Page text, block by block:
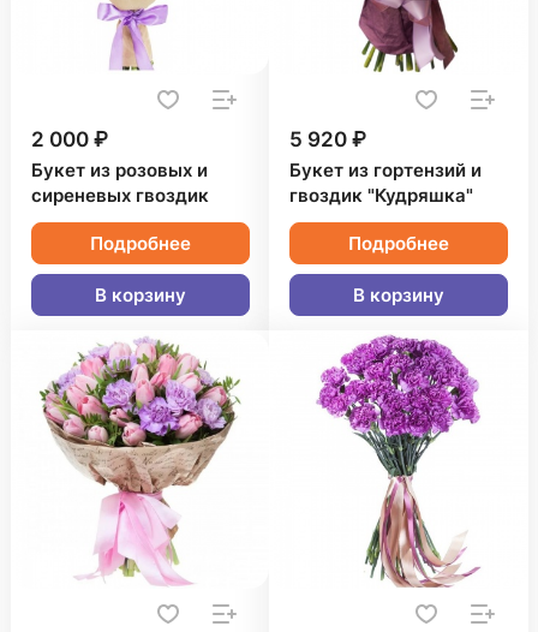
2 000 ₽
Букет из розовых и
сиреневых гвоздик
Подробнее
В корзину
5 920 ₽
Букет из гортензий и
гвоздик "Кудряшка"
Подробнее
В корзину